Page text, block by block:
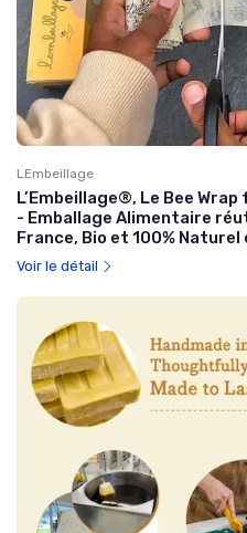
LEmbeillage
L’Embeillage®, Le Bee
- Emballage Alimentaire
France, Bio et 100% Naturel
Voir le détail